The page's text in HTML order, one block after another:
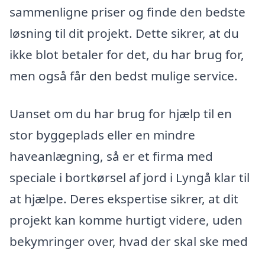
sammenligne priser og finde den bedste
løsning til dit projekt. Dette sikrer, at du
ikke blot betaler for det, du har brug for,
men også får den bedst mulige service.
Uanset om du har brug for hjælp til en
stor byggeplads eller en mindre
haveanlægning, så er et firma med
speciale i bortkørsel af jord i Lyngå klar til
at hjælpe. Deres ekspertise sikrer, at dit
projekt kan komme hurtigt videre, uden
bekymringer over, hvad der skal ske med